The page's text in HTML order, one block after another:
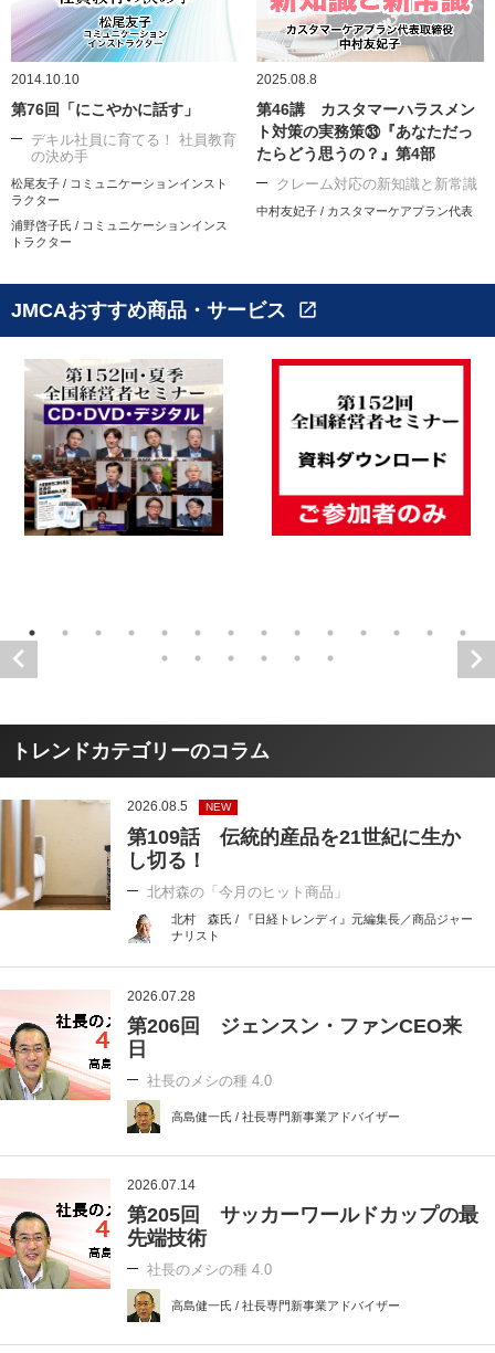
2014.10.10
第76回「にこやかに話す」
デキル社員に育てる！ 社員教育
の決め手
松尾友子 / コミュニケーションインスト
ラクター
浦野啓子氏 / コミュニケーションインス
トラクター
2025.08.8
第46講 カスタマーハラスメン
ト対策の実務策㉝『あなただっ
たらどう思うの？』第4部
クレーム対応の新知識と新常識
中村友妃子 / カスタマーケアプラン代表
JMCAおすすめ商品・サービス open_in_new
トレンドカテゴリーのコラム
2026.08.5 NEW
第109話 伝統的産品を21世紀に生か
し切る！
北村森の「今月のヒット商品」
北村 森氏 / 『日経トレンディ』元編集長／商品ジャー
ナリスト
2026.07.28
第206回 ジェンスン・ファンCEO来
日
社長のメシの種 4.0
高島健一氏 / 社長専門新事業アドバイザー
2026.07.14
第205回 サッカーワールドカップの最
先端技術
社長のメシの種 4.0
高島健一氏 / 社長専門新事業アドバイザー